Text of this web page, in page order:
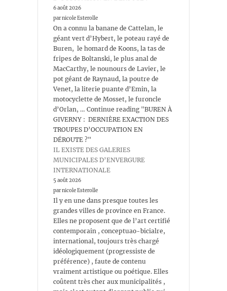
6 août 2026
par nicole Esterolle
On a connu la banane de Cattelan, le
géant vert d’Hybert, le poteau rayé de
Buren, le homard de Koons, la tas de
fripes de Boltanski, le plus anal de
MacCarthy, le nounours de Lavier, le
pot géant de Raynaud, la poutre de
Venet, la literie puante d’Emin, la
motocyclette de Mosset, le furoncle
d’Orlan, … Continue reading "BUREN À
GIVERNY : DERNIÈRE EXACTION DES
TROUPES D’OCCUPATION EN
DÉROUTE ?"
IL EXISTE DES GALERIES
MUNICIPALES D’ENVERGURE
INTERNATIONALE
5 août 2026
par nicole Esterolle
Il y en une dans presque toutes les
grandes villes de province en France.
Elles ne proposent que de l’art certifié
contemporain , conceptuao-bicialre,
international, toujours très chargé
idéologiquement (progressiste de
préférence) , faute de contenu
vraiment artistique ou poétique. Elles
coûtent très cher aux municipalités ,